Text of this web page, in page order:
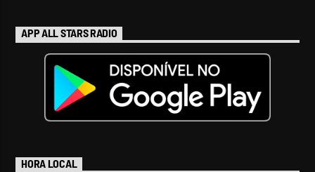
APP ALL STARS RADIO
HORA LOCAL